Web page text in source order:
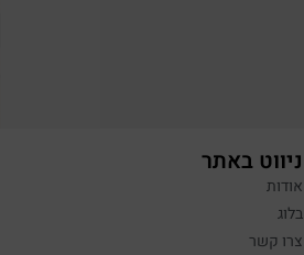
ניווט באתר
אודות
בלוג
צרו קשר